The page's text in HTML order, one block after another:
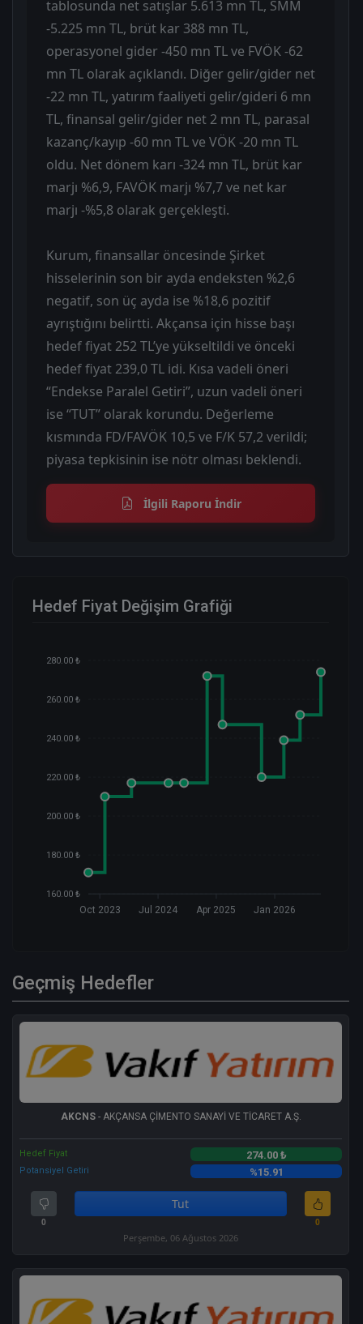
tablosunda net satışlar 5.613 mn TL, SMM
-5.225 mn TL, brüt kar 388 mn TL,
operasyonel gider -450 mn TL ve FVÖK -62
mn TL olarak açıklandı. Diğer gelir/gider net
-22 mn TL, yatırım faaliyeti gelir/gideri 6 mn
TL, finansal gelir/gider net 2 mn TL, parasal
kazanç/kayıp -60 mn TL ve VÖK -20 mn TL
oldu. Net dönem karı -324 mn TL, brüt kar
marjı %6,9, FAVÖK marjı %7,7 ve net kar
marjı -%5,8 olarak gerçekleşti.
Kurum, finansallar öncesinde Şirket
hisselerinin son bir ayda endeksten %2,6
negatif, son üç ayda ise %18,6 pozitif
ayrıştığını belirtti. Akçansa için hisse başı
hedef fiyat 252 TL’ye yükseltildi ve önceki
hedef fiyat 239,0 TL idi. Kısa vadeli öneri
“Endekse Paralel Getiri”, uzun vadeli öneri
ise “TUT” olarak korundu. Değerleme
kısmında FD/FAVÖK 10,5 ve F/K 57,2 verildi;
piyasa tepkisinin ise nötr olması beklendi.
İlgili Raporu İndir
Hedef Fiyat Değişim Grafiği
280.00 ₺
260.00 ₺
240.00 ₺
220.00 ₺
200.00 ₺
180.00 ₺
160.00 ₺
Oct 2023 Jul 2024 Apr 2025 Jan 2026
Geçmiş Hedefler
AKCNS- AKÇANSA ÇİMENTO SANAYİ VE TİCARET A.Ş.
Hedef Fiyat 274.00 ₺
Potansiyel Getiri %15.91
0
Tut
0
Perşembe, 06 Ağustos 2026